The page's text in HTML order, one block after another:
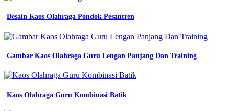
Desain Kaos Olahraga Pondok Pesantren
Gambar Kaos Olahraga Guru Lengan Panjang Dan Training
Kaos Olahraga Guru Kombinasi Batik